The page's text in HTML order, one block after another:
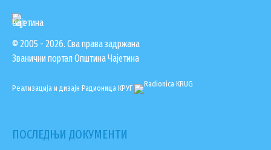
КОНТАКТИ
© 2005 - 2026. Сва права задржана
Званични портал Општина Чајетина
Реализација и дизајн Радионица КРУГ
ПОСЛЕДЊИ ДОКУМЕНТИ